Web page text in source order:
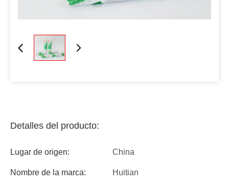
Detalles del producto:
Lugar de origen: China
Nombre de la marca: Huitian